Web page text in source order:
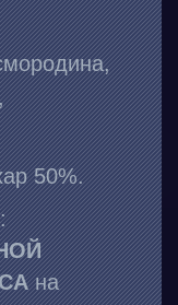
50%.
:
на